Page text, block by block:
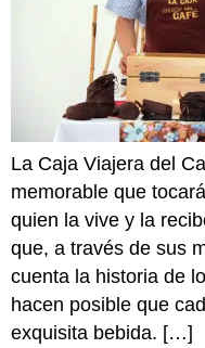
La Caja Viajera del
memorable que
quien la vive y la
que, a través de sus
cuenta la historia de
hacen posible que
exquisita bebida. […]